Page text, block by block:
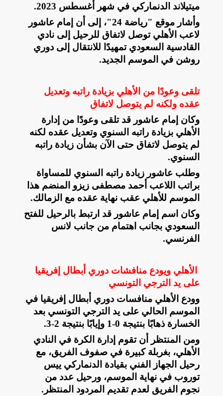
ميتيلاند الدنماركي في شهر أغسطس 2023
.
وأشار موقع "رياضة 24"، إلى أن إمام عاشور
لاعب الأهلي توصل لاتفاق للرحيل إلى نادي
القادسية السعودي تمهيدًا للانتقال إلى دوري
روشن في الموسم الجديد.
تلقى وعودًا من الأهلي بزيادة راتبه وتعديل
عقده ولكنه لم يتوصل لاتفاق
وكان إمام عاشور قد تلقى وعودًا من إدارة
الأهلي بزيادة راتبه السنوي وتعديل عقده لكنه
لم يتوصل لاتفاق حتى الآن بشأن زيادة راتبه
السنوي.
وطلب عاشور زيادة راتبه السنوي للمساواة
براتب اللاعب أحمد مصطفى زيزو المنضم هذا
الموسم للأهلي عقب نهاية عقده مع الزمالك.
وكان اسم إمام عاشور قد ارتبط بالرحيل للفتح
السعودي بجانب اهتمام من جانب لانس
الفرنسي.
الأهلي ويودع منافشات دوري أبطال إفريقيا
على يد الترجي التونسي
وودع الأهلي منافسات دوري أبطال إفريقيا في
الموسم الحالي على يد الترجي التونسي بعد
الخسارة ذهابًا بنتيجة 0-1 وإيابًا بنتيجة 2-3
.
ومن المنتظر أن تقوم إدارة الكرة في النادي
الأهلي، بغربلة كبيرة في صفوف الفريق، مع
رحيل الجهاز الفني بقيادة الدنماركي ييس
توروب في نهاية الموسم، ورحيل عدد من
نجوم الفريق لعدم تقديم المردود المنتظر .